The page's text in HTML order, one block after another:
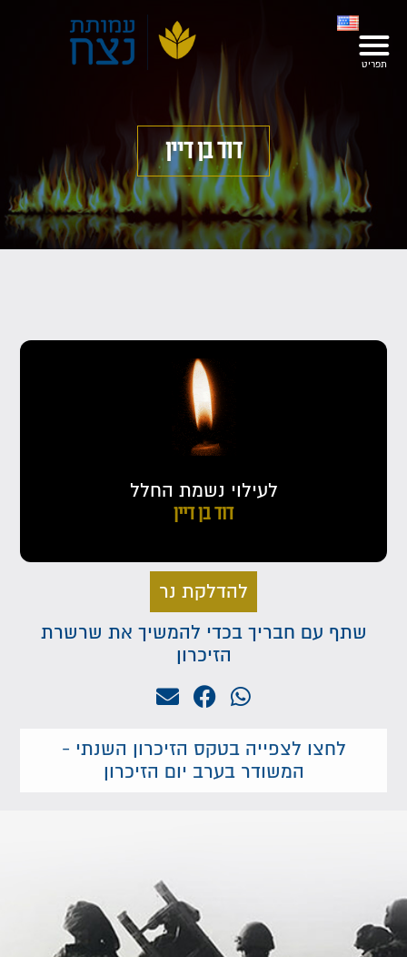
דוד בן דיין
לעילוי נשמת החלל
דוד בן דיין
להדלקת נר
שתף עם חבריך בכדי להמשיך את שרשרת
הזיכרון
לחצו לצפייה בטקס הזיכרון השנתי -
המשודר בערב יום הזיכרון